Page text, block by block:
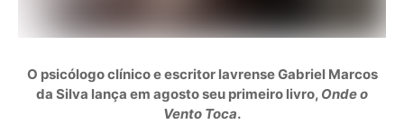
O psicólogo clínico e escritor lavrense Gabriel Marcos
da Silva lança em agosto seu primeiro livro, Onde o
Vento Toca.